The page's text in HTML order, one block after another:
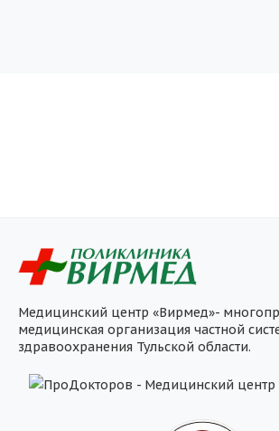
Медицинский центр «Вирмед»-
медицинская организация частной
здравоохранения Тульской области.